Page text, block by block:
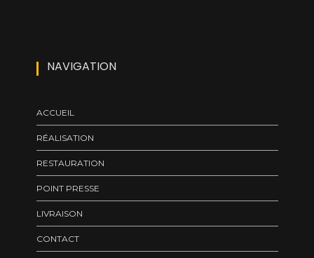
NAVIGATION
ACCUEIL
RÉALISATION
RESTAURATION
POINT PRESSE
LIVRAISON
CONTACT